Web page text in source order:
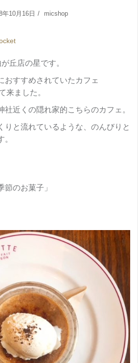
年10月16日 micshop
丘店の星です。
おすすめされていたカフェ
来ました。
社近くの隠れ家的こちらのカフェ。
りと流れているような、のんびりと
のお菓子」